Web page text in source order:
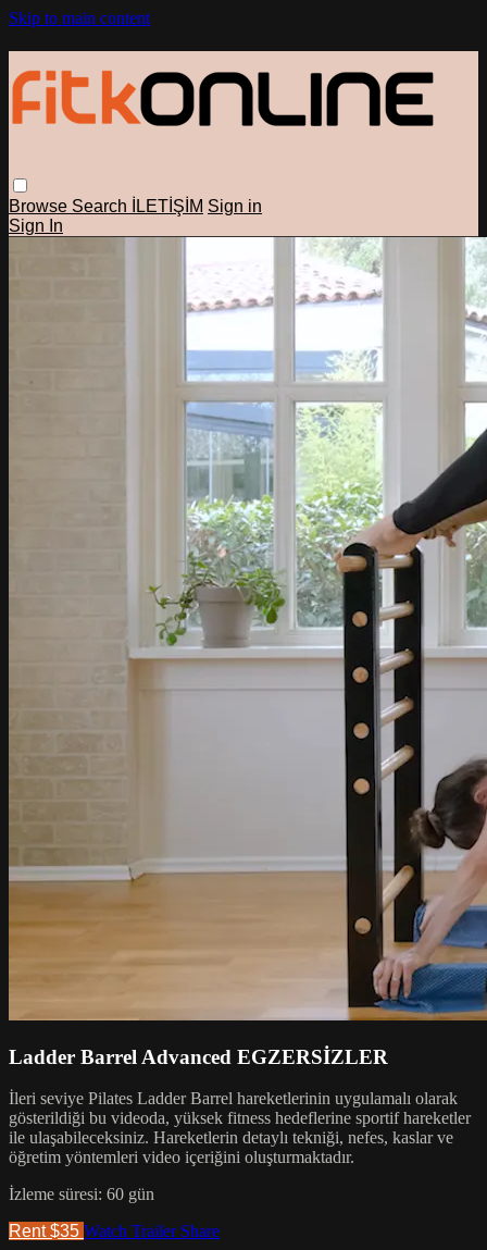
Skip to main content
Browse Search İLETİŞİM Sign in
Sign In
Ladder Barrel Advanced EGZERSİZLER
İleri seviye Pilates Ladder Barrel hareketlerinin uygulamalı olarak
gösterildiği bu videoda, yüksek fitness hedeflerine sportif hareketler
ile ulaşabileceksiniz. Hareketlerin detaylı tekniği, nefes, kaslar ve
öğretim yöntemleri video içeriğini oluşturmaktadır.
İzleme süresi: 60 gün
Rent $35 Watch Trailer Share